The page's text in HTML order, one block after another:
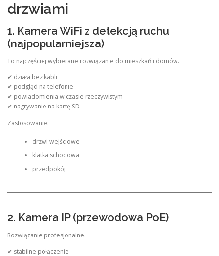
drzwiami
1. Kamera WiFi z detekcją ruchu
(najpopularniejsza)
To najczęściej wybierane rozwiązanie do mieszkań i domów.
✔ działa bez kabli
✔ podgląd na telefonie
✔ powiadomienia w czasie rzeczywistym
✔ nagrywanie na kartę SD
Zastosowanie:
drzwi wejściowe
klatka schodowa
przedpokój
2. Kamera IP (przewodowa PoE)
Rozwiązanie profesjonalne.
✔ stabilne połączenie